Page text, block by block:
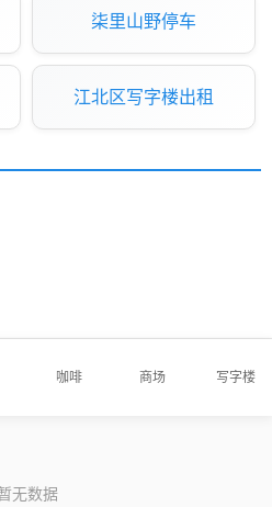
柒里山野停车
江北区写字楼出租
咖啡 商场 写字楼